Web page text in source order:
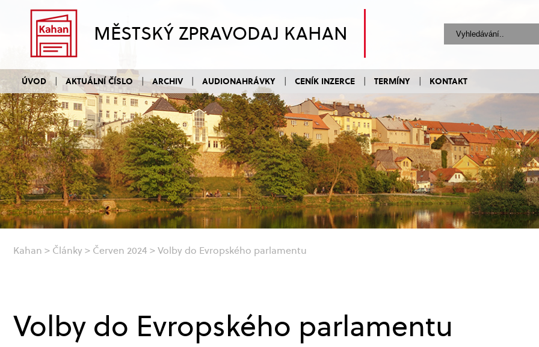
MĚSTSKÝ ZPRAVODAJ KAHAN
ÚVOD AKTUÁLNÍ ČÍSLO ARCHIV AUDIONAHRÁVKY CENÍK INZERCE TERMÍNY KONTAKT
Kahan > Články> Červen 2024 >Volby do Evropského parlamentu
Volby do Evropského parlamentu